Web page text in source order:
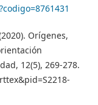
Orígenes,
12(5), 269-278.